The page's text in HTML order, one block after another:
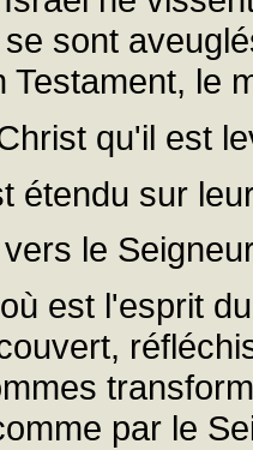
sont
Testament, le
qu'il est
étendu sur
le
est l'esprit
par le